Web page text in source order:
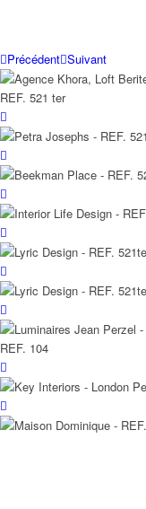
Précédent Suivant